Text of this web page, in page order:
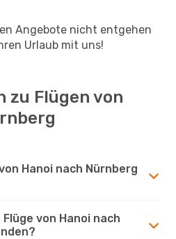
Angebote nicht entgehen
Urlaub mit uns!
zu Flügen von
Hanoi nach Nürnberg
von Hanoi nach